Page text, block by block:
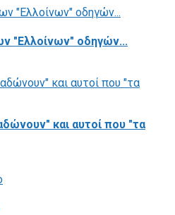
"Ελλοίνων" οδηγών...
και αυτοί που "τα